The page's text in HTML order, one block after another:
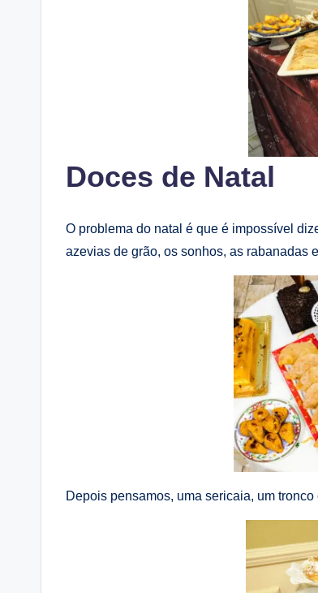
Doces de Natal
O problema do natal é que é impossível
azevias de grão, os sonhos, as rabanadas
Depois pensamos, uma sericaia, um